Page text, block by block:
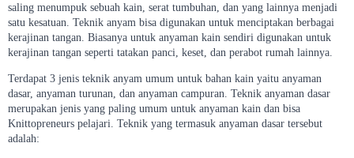
saling menumpuk sebuah kain, serat tumbuhan, dan yang lainnya menjadi
satu kesatuan. Teknik anyam bisa digunakan untuk menciptakan berbagai
kerajinan tangan. Biasanya untuk anyaman kain sendiri digunakan untuk
kerajinan tangan seperti tatakan panci, keset, dan perabot rumah lainnya.
Terdapat 3 jenis teknik anyam umum untuk bahan kain yaitu anyaman
dasar, anyaman turunan, dan anyaman campuran. Teknik anyaman dasar
merupakan jenis yang paling umum untuk anyaman kain dan bisa
Knittopreneurs pelajari. Teknik yang termasuk anyaman dasar tersebut
adalah: